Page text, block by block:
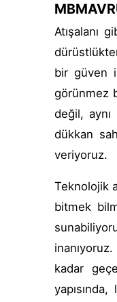
Atışalanı
bir güven
görünmez
değil, aynı
dükkan
veriyoruz.
Teknolojik
bitmek
kadar